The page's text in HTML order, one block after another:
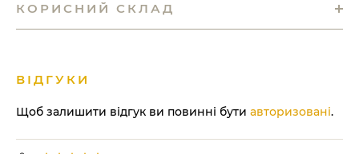
КОРИСНИЙ СКЛАД
ВІДГУКИ
Щоб залишити відгук ви повинні бути авторизовані.